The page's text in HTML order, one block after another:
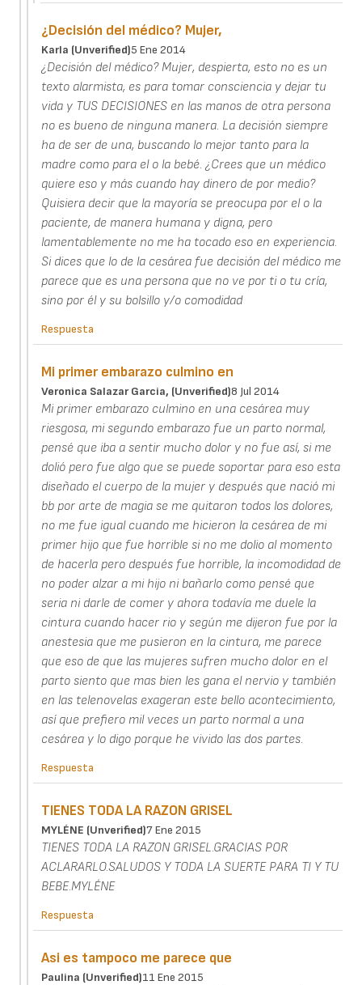
¿Decisión del médico? Mujer,
Karla (unverified)5 Ene 2014
¿Decisión del médico? Mujer, despierta, esto no es un
texto alarmista, es para tomar consciencia y dejar tu
vida y TUS DECISIONES en las manos de otra persona
no es bueno de ninguna manera. La decisión siempre
ha de ser de una, buscando lo mejor tanto para la
madre como para el o la bebé. ¿Crees que un médico
quiere eso y más cuando hay dinero de por medio?
Quisiera decir que la mayoría se preocupa por el o la
paciente, de manera humana y digna, pero
lamentablemente no me ha tocado eso en experiencia.
Si dices que lo de la cesárea fue decisión del médico me
parece que es una persona que no ve por ti o tu cría,
sino por él y su bolsillo y/o comodidad
Respuesta
Mi primer embarazo culmino en
Veronica Salazar Garcia, (unverified)8 Jul 2014
Mi primer embarazo culmino en una cesárea muy
riesgosa, mi segundo embarazo fue un parto normal,
pensé que iba a sentir mucho dolor y no fue así, si me
dolió pero fue algo que se puede soportar para eso esta
diseñado el cuerpo de la mujer y después que nació mi
bb por arte de magia se me quitaron todos los dolores,
no me fue igual cuando me hicieron la cesárea de mi
primer hijo que fue horrible si no me dolio al momento
de hacerla pero después fue horrible, la incomodidad de
no poder alzar a mi hijo ni bañarlo como pensé que
seria ni darle de comer y ahora todavía me duele la
cintura cuando hacer rio y según me dijeron fue por la
anestesia que me pusieron en la cintura, me parece
que eso de que las mujeres sufren mucho dolor en el
parto siento que mas bien les gana el nervio y también
en las telenovelas exageran este bello acontecimiento,
así que prefiero mil veces un parto normal a una
cesárea y lo digo porque he vivido las dos partes.
Respuesta
TIENES TODA LA RAZON GRISEL
MYLÉNE (unverified)7 Ene 2015
TIENES TODA LA RAZON GRISEL.GRACIAS POR
ACLARARLO.SALUDOS Y TODA LA SUERTE PARA TI Y TU
BEBE.MYLÉNE
Respuesta
Asi es tampoco me parece que
Paulina (unverified)11 Ene 2015